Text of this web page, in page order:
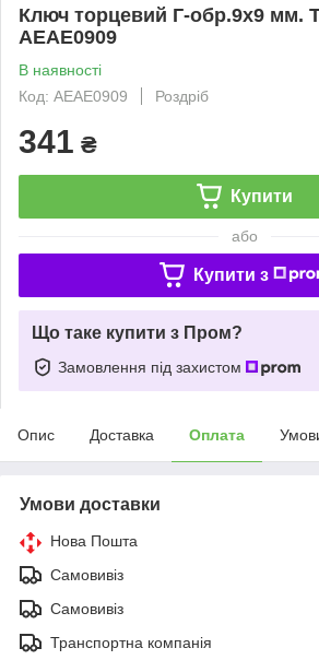
Ключ торцевий Г-обр.9x9 мм.
AEAE0909
В наявності
Код: AEAE0909
Роздріб
341 ₴
Купити
або
Купити з
Що таке купити з Пром?
Замовлення під захистом
Опис Доставка Оплата
Умови доставки
Нова Пошта
Самовивіз
Самовивіз
Транспортна компанія